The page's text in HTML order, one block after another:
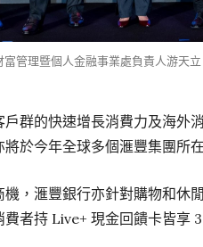
管理暨個人金融事業處負責人游天
群的快速增長消費力及海外
於今年全球多個滙豐集團所
機，滙豐銀行亦針對購物和休
者持 Live+ 現金回饋卡皆享